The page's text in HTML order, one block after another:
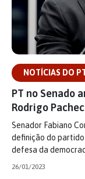
NOTÍCIAS DO
PT no Senado
Rodrigo
Senador Fabiano
definição do
defesa da
26/01/2023